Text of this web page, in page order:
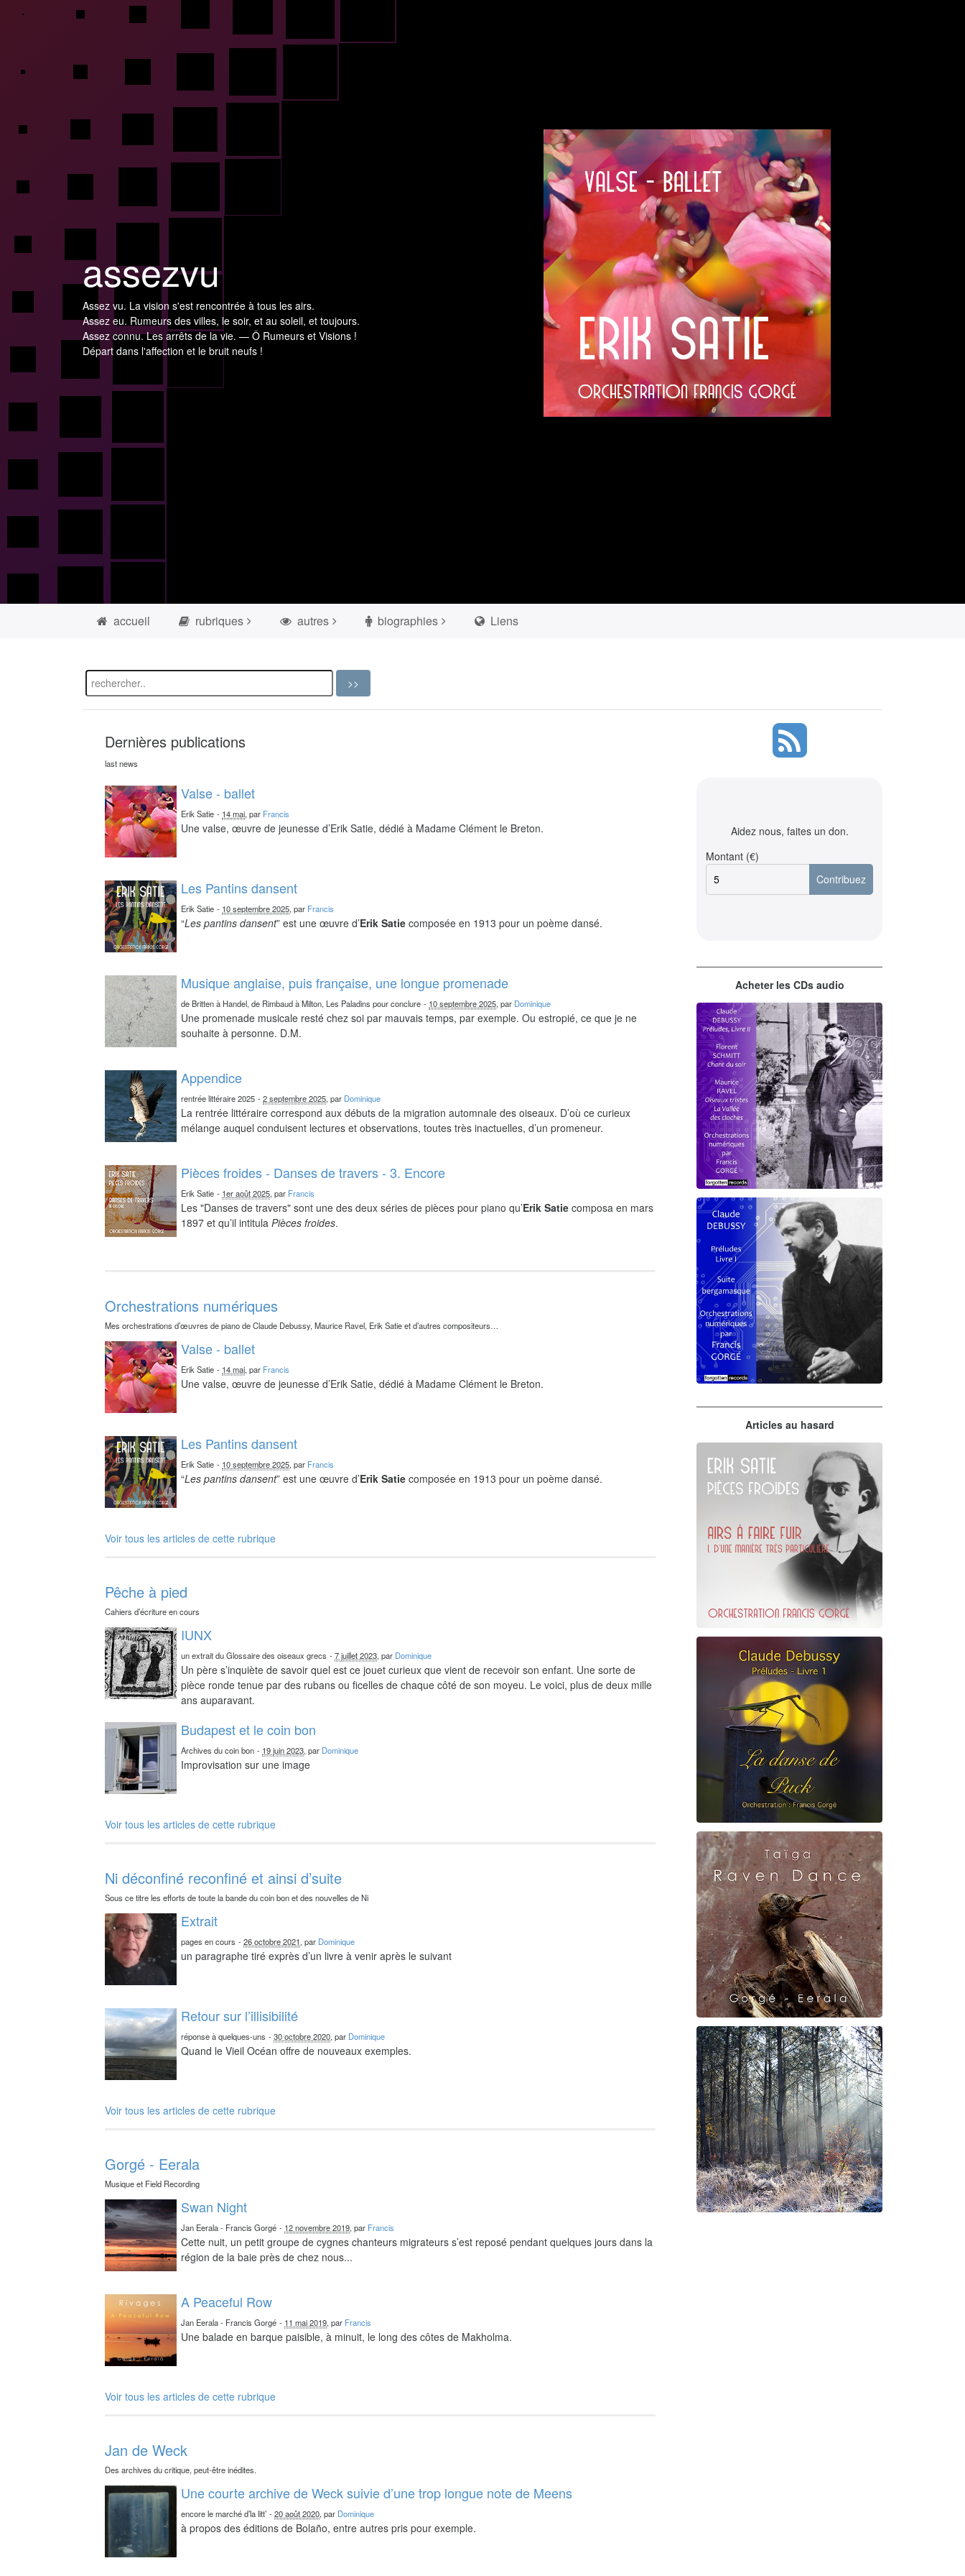
assezvu
Assez vu. La vision s'est rencontrée à tous les airs.
Assez eu. Rumeurs des villes, le soir, et au soleil, et toujours.
Assez connu. Les arrêts de la vie. — Ô Rumeurs et Visions !
Départ dans l'affection et le bruit neufs !
accueil rubriques autres biographies Liens
Dernières publications
last news
Valse - ballet
Erik Satie - 14 mai, par Francis
Une valse, œuvre de jeunesse d’Erik Satie, dédié à Madame Clément le Breton.
Les Pantins dansent
Erik Satie - 10 septembre 2025, par Francis
“Les pantins dansent” est une œuvre d’Erik Satie composée en 1913 pour un poème dansé.
Musique anglaise, puis française, une longue promenade
de Britten à Handel, de Rimbaud à Milton, Les Paladins pour conclure - 10 septembre 2025, par Dominique
Une promenade musicale resté chez soi par mauvais temps, par exemple. Ou estropié, ce que je ne
souhaite à personne. D.M.
Appendice
rentrée littéraire 2025 -2 septembre 2025, par Dominique
La rentrée littéraire correspond aux débuts de la migration automnale des oiseaux. D’où ce curieux
mélange auquel conduisent lectures et observations, toutes très inactuelles, d’un promeneur.
Pièces froides - Danses de travers - 3. Encore
Erik Satie - 1er août 2025, par Francis
Les "Danses de travers" sont une des deux séries de pièces pour piano qu’Erik Satie composa en mars
1897 et qu’il intitulaPièces froides.
Orchestrations numériques
Mes orchestrations d’œuvres de piano de Claude Debussy, Maurice Ravel, Erik Satie et d’autres compositeurs…
Valse - ballet
Erik Satie - 14 mai, par Francis
Une valse, œuvre de jeunesse d’Erik Satie, dédié à Madame Clément le Breton.
Les Pantins dansent
Erik Satie - 10 septembre 2025, par Francis
“Les pantins dansent” est une œuvre d’Erik Satie composée en 1913 pour un poème dansé.
Voir tous les articles de cette rubrique
Pêche à pied
Cahiers d’écriture en cours
IUNX
un extrait du Glossaire des oiseaux grecs -7 juillet 2023, par Dominique
Un père s’inquiète de savoir quel est ce jouet curieux que vient de recevoir son enfant. Une sorte de
pièce ronde tenue par des rubans ou ficelles de chaque côté de son moyeu. Le voici, plus de deux mille
ans auparavant.
Budapest et le coin bon
Archives du coin bon - 19 juin 2023, par Dominique
Improvisation sur une image
Voir tous les articles de cette rubrique
Ni déconfiné reconfiné et ainsi d’suite
Sous ce titre les efforts de toute la bande du coin bon et des nouvelles de Ni
Extrait
pages en cours -26 octobre 2021, par Dominique
un paragraphe tiré exprès d’un livre à venir après le suivant
Retour sur l’illisibilité
réponse à quelques-uns -30 octobre 2020, par Dominique
Quand le Vieil Océan offre de nouveaux exemples.
Voir tous les articles de cette rubrique
Gorgé - Eerala
Musique et Field Recording
Swan Night
Jan Eerala - Francis Gorgé - 12 novembre 2019, par Francis
Cette nuit, un petit groupe de cygnes chanteurs migrateurs s’est reposé pendant quelques jours dans la
région de la baie près de chez nous...
A Peaceful Row
Jan Eerala - Francis Gorgé - 11 mai 2019, par Francis
Une balade en barque paisible, à minuit, le long des côtes de Makholma.
Voir tous les articles de cette rubrique
Jan de Weck
Des archives du critique, peut-être inédites.
Une courte archive de Weck suivie d’une trop longue note de Meens
encore le marché d’la litt’ -20 août 2020, par Dominique
à propos des éditions de Bolaño, entre autres pris pour exemple.
Aidez nous, faites un don.
Montant (€)
Acheter les CDs audio
Debussy - Schmitt - Ravel
orchestrations numériques par
Francis Gorgé
Claude Debussy
Articles au hasard
Erik Satie
D'une manière particulière
Claude Debussy
La danse de Puck
Raven Dance
Gorgé - Eerala